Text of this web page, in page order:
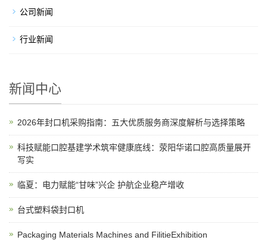
公司新闻
行业新闻
新闻中心
2026年封口机采购指南：五大优质服务商深度解析与选择策略
科技赋能口腔基建学术筑牢健康底线：荥阳华诺口腔高质量展开
写实
临夏：电力赋能“甘味”兴企 护航企业稳产增收
台式塑料袋封口机
Packaging Materials Machines and FilitieExhibition